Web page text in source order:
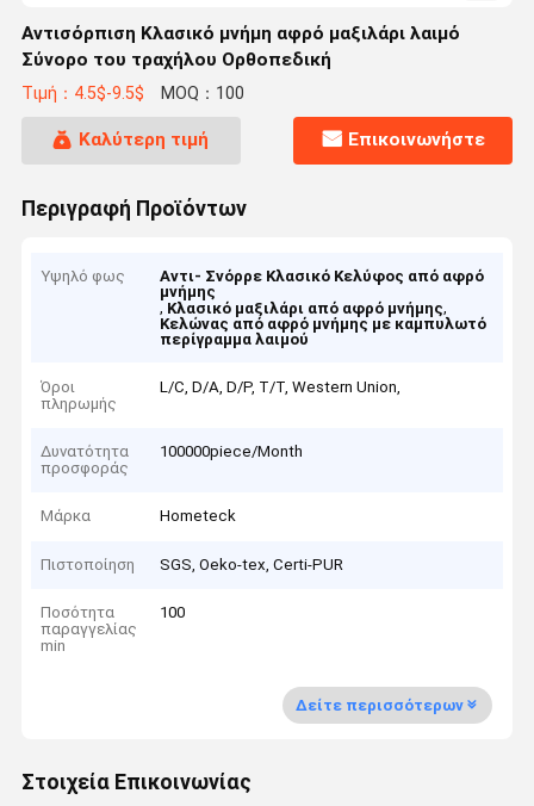
Αντισόρπιση Κλασικό μνήμη αφρό μαξιλάρι λαιμό
Σύνορο του τραχήλου Ορθοπεδική
Τιμή：4.5$-9.5$ MOQ：100
Καλύτερη τιμή Επικοινωνήστε
Περιγραφή Προϊόντων
Υψηλό φως
Αντι- Σνόρρε Κλασικό Κελύφος από αφρό
μνήμης
, Κλασικό μαξιλάρι από αφρό μνήμης,
Κελώνας από αφρό μνήμης με καμπυλωτό
περίγραμμα λαιμού
Όροι
πληρωμής
L/C, D/A, D/P, T/T, Western Union,
Δυνατότητα
προσφοράς
100000piece/Month
Μάρκα Hometeck
Πιστοποίηση SGS, Oeko-tex, Certi-PUR
Ποσότητα
παραγγελίας
min
100
Δείτε περισσότερων
Στοιχεία Επικοινωνίας